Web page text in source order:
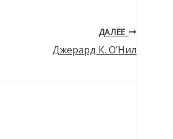
ДАЛЕЕ
Джерард К. О’Нил